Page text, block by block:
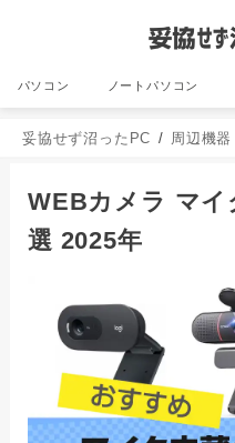
パソコン ノートパソコン
妥協せず沼ったPC 周辺機器
WEBカメラ マイ
選 2025年